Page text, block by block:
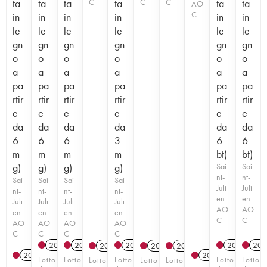
ta
in
le
gn
o
a
pa
rtir
e
da
6
m
g)
Sai
nt-
Juli
en
AO
C
2019
ta
in
le
gn
o
a
pa
rtir
e
da
6
m
g)
Sai
nt-
Juli
en
AO
C
2022 T
Lotto
ta
in
le
gn
o
a
pa
rtir
e
da
6
m
g)
Sai
nt-
Juli
en
AO
C
2020 T
Lotto
2014 T
Lotto
ta
in
le
gn
o
a
pa
rtir
e
da
3
m
g)
Sai
nt-
Juli
en
AO
C
2021 T
Lotto
2014 T
Lotto
2014
Lotto
AO
C
2021
ta
in
le
gn
o
a
pa
rtir
e
da
6
bt)
Sai
nt-
Juli
en
AO
C
2021 T
Lotto
ta
in
le
gn
o
a
pa
rtir
e
da
6
bt)
Sai
nt-
Juli
en
AO
C
Lotto